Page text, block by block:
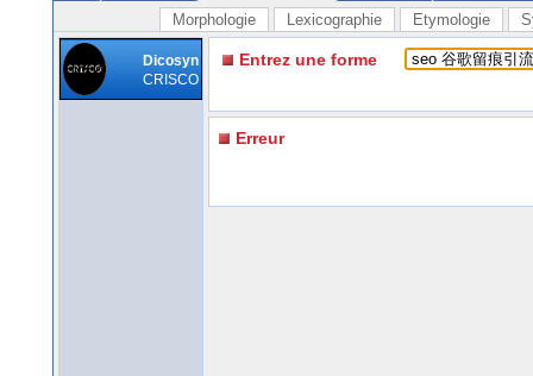
Morphologie Lexicographie Etymologie
Dicosyn
CRISCO
Entrez une forme
Erreur